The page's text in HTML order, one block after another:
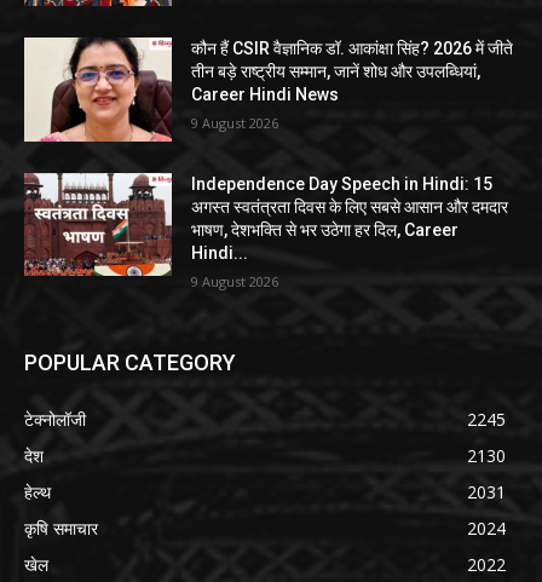
कौन हैं CSIR वैज्ञानिक डॉ. आकांक्षा सिंह? 2026 में जीते
तीन बड़े राष्ट्रीय सम्मान, जानें शोध और उपलब्धियां,
Career Hindi News
9 August 2026
Independence Day Speech in Hindi: 15
अगस्त स्वतंत्रता दिवस के लिए सबसे आसान और दमदार
भाषण, देशभक्ति से भर उठेगा हर दिल, Career
Hindi...
9 August 2026
POPULAR CATEGORY
टेक्नोलॉजी
2245
देश
2130
हेल्थ
2031
कृषि समाचार
2024
खेल
2022